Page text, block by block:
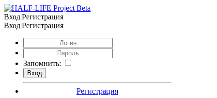
Вход|Регистрация
Вход|Регистрация
Запомнить:
Регистрация